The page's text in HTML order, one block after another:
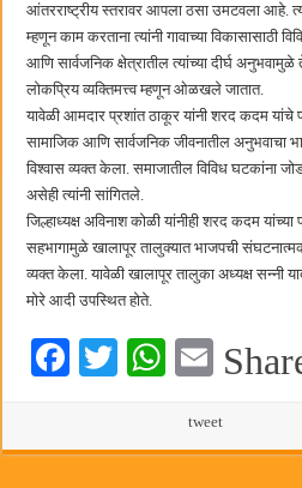
आंतरराष्ट्रीय स्तरावर आपला ठसा उमटवला आहे.
म्हणून काम करताना त्यांनी गावाच्या विकासासाठी
आणि सार्वजनिक क्षेत्रातील त्यांच्या दीर्घ
लोकप्रिय व्यक्तिमत्त्व म्हणून ओळखले जातात.
यावेळी आमदार प्रशांत ठाकूर यांनी शरद कदम यांचे
सामाजिक आणि सार्वजनिक जीवनातील अनुभवाचा
विश्वास व्यक्त केला. समाजातील विविध घटकांना
असेही त्यांनी सांगितले.
जिल्हाध्यक्ष अविनाश कोळी यांनीही शरद कदम यांच्या
सहभागामुळे खालापूर तालुक्यात भाजपची
व्यक्त केला. यावेळी खालापूर तालुका अध्यक्ष सन्नी
मोरे आदी उपस्थित होते.
Fa T
W
ts
E
ail
tweet